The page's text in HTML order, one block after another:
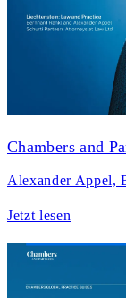
Chambers and
Alexander Appel,
Jetzt lesen